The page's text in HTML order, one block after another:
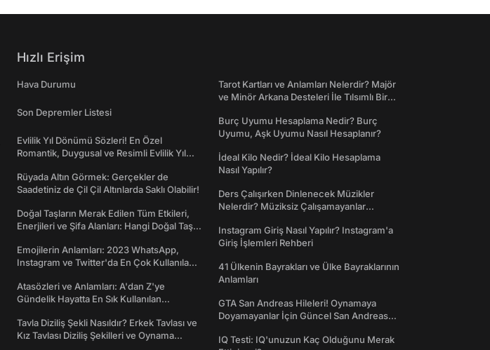
Hızlı Erişim
Hava Durumu
Son Depremler Listesi
Evlilik Yıl Dönümü Sözleri! En Özel
Romantik, Duygusal ve Resimli Evlilik Yıl
Rüyada Altın Görmek: Gerçekler de
Saadetiniz de Çil Çil Altınlarda Saklı Olabilir!
Doğal Taşların Merak Edilen Tüm Etkileri,
Enerjileri ve Şifa Alanları: Hangi Doğal Taş
Emojilerin Anlamları: 2023 WhatsApp,
Instagram ve Twitter'da En Çok Kullanılan
Atasözleri ve Anlamları: A'dan Z'ye
Gündelik Hayatta En Sık Kullanılan
Tavla Diziliş Şekli Nasıldır? Erkek Tavlası ve
Kız Tavlası Diziliş Şekilleri ve Oynama
Tarot Kartları ve Anlamları Nelerdir? Majör
ve Minör Arkana Desteleri İle Tılsımlı Bir
Burç Uyumu Hesaplama Nedir? Burç
Uyumu, Aşk Uyumu Nasıl Hesaplanır?
İdeal Kilo Nedir? İdeal Kilo Hesaplama
Nasıl Yapılır?
Ders Çalışırken Dinlenecek Müzikler
Nelerdir? Müziksiz Çalışamayanlar
Instagram Giriş Nasıl Yapılır? Instagram'a
Giriş İşlemleri Rehberi
41 Ülkenin Bayrakları ve Ülke Bayraklarının
Anlamları
GTA San Andreas Hileleri! Oynamaya
Doyamayanlar İçin Güncel San Andreas
IQ Testi: IQ'unuzun Kaç Olduğunu Merak